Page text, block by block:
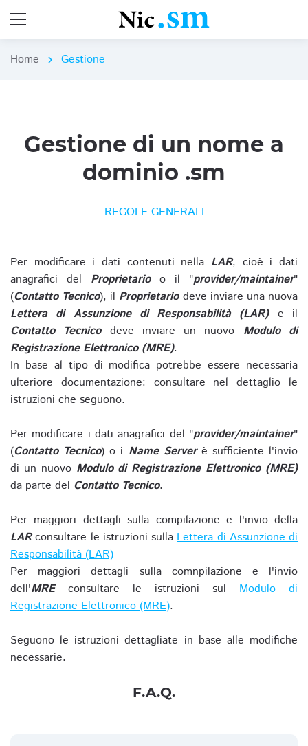
Home chevron_right Gestione
Gestione di un nome a
dominio .sm
REGOLE GENERALI
Per modificare i dati contenuti nella LAR, cioè i dati
anagrafici del Proprietarioo il "provider/maintainer"
(Contatto Tecnico), il Proprietariodeve inviare una nuova
Lettera di Assunzione di Responsabilità (LAR)e il
Contatto Tecnicodeve inviare un nuovo Modulo di
Registrazione Elettronico (MRE).
In base al tipo di modifica potrebbe essere necessaria
ulteriore documentazione: consultare nel dettaglio le
istruzioni che seguono.
Per modificare i dati anagrafici del "provider/maintainer"
(Contatto Tecnico) o i Name Serverè sufficiente l'invio
di un nuovo Modulo di Registrazione Elettronico (MRE)
da parte del Contatto Tecnico.
Per maggiori dettagli sulla compilazione e l'invio della
LARconsultare le istruzioni sullaLettera di Assunzione di
Responsabilità (LAR)
Per maggiori dettagli sulla comnpilazione e l'invio
dell'MREconsultare le istruzioni sul Modulo di
Registrazione Elettronico (MRE).
Seguono le istruzioni dettagliate in base alle modifiche
necessarie.
F.A.Q.